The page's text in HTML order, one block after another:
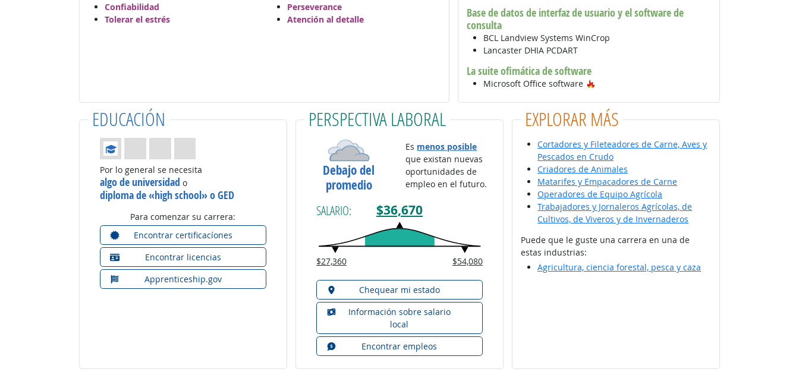
Confiabilidad
Tolerar el estrés
Perseverance
Atención al detalle
Base de datos de interfaz de usuario y el software de
consulta
BCL Landview Systems WinCrop
Lancaster DHIA PCDART
La suite ofimática de software
Microsoft Office software
EDUCACIÓN
Educación: (Calificación 1 de 4)
Por lo general se necesita
algo de universidad o
diploma de «high school» o GED
Para comenzar su carrera:
Encontrar certificacíones
Encontrar licencias
Apprenticeship.gov
PERSPECTIVA LABORAL
Debajo del
promedio
Es menos posible
que existan nuevas
oportunidades de
empleo en el futuro.
SALARIO: $36,670
$27,360 $54,080
Chequear mi estado
Información sobre salario
local
Encontrar empleos
EXPLORAR MÁS
Cortadores y Fileteadores de Carne, Aves y
Pescados en Crudo
Criadores de Animales
Matarifes y Empacadores de Carne
Operadores de Equipo Agrícola
Trabajadores y Jornaleros Agrícolas, de
Cultivos, de Viveros y de Invernaderos
Puede que le guste una carrera en una de
estas industrias:
Agricultura, ciencia forestal, pesca y caza